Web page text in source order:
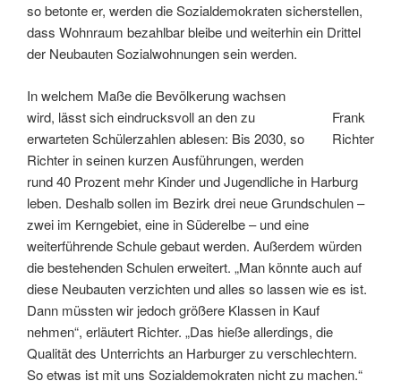
so betonte er, werden die Sozialdemokraten sicherstellen,
dass Wohnraum bezahlbar bleibe und weiterhin ein Drittel
der Neubauten Sozialwohnungen sein werden.
Frank
Richter
In welchem Maße die Bevölkerung wachsen
wird, lässt sich eindrucksvoll an den zu
erwarteten Schülerzahlen ablesen: Bis 2030, so
Richter in seinen kurzen Ausführungen, werden
rund 40 Prozent mehr Kinder und Jugendliche in Harburg
leben. Deshalb sollen im Bezirk drei neue Grundschulen –
zwei im Kerngebiet, eine in Süderelbe – und eine
weiterführende Schule gebaut werden. Außerdem würden
die bestehenden Schulen erweitert. „Man könnte auch auf
diese Neubauten verzichten und alles so lassen wie es ist.
Dann müssten wir jedoch größere Klassen in Kauf
nehmen“, erläutert Richter. „Das hieße allerdings, die
Qualität des Unterrichts an Harburger zu verschlechtern.
So etwas ist mit uns Sozialdemokraten nicht zu machen.“